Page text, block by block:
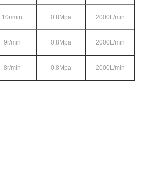
10r/min 0.8Mpa 2000L/min
9r/min 0.8Mpa 2000L/min
8r/min 0.8Mpa 2000L/min